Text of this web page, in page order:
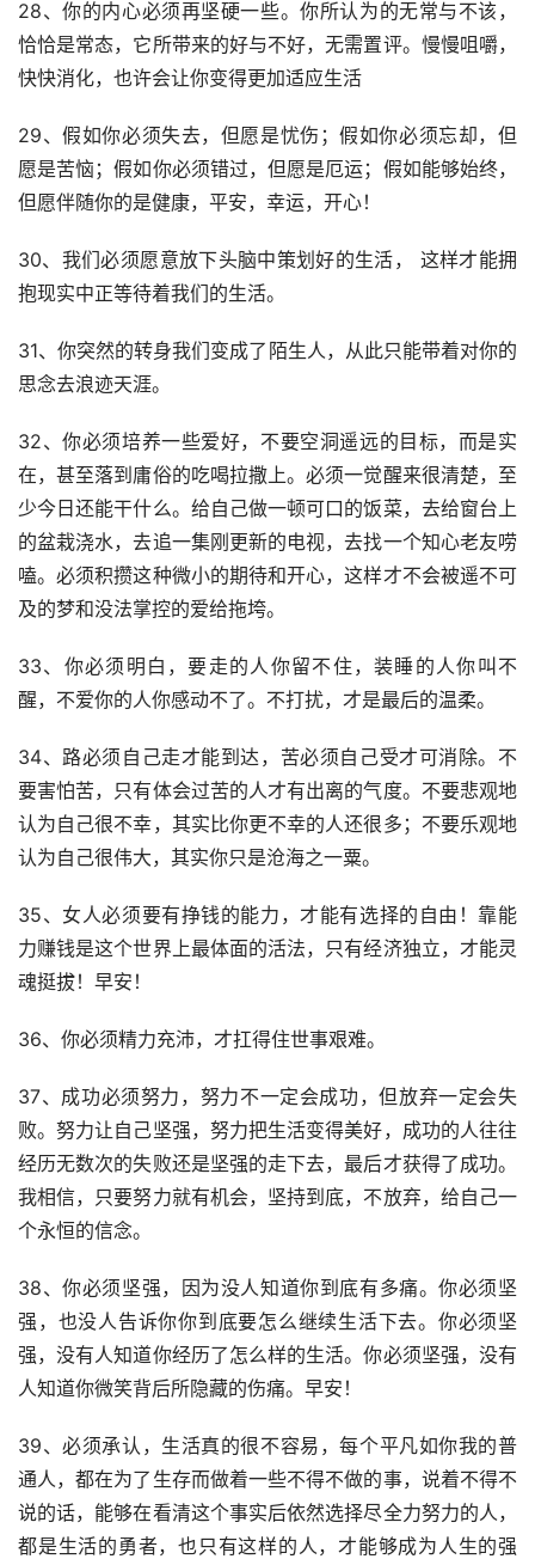
28、你的内心必须再坚硬一些。你所认为的无常与不该，
恰恰是常态，它所带来的好与不好，无需置评。慢慢咀嚼，
快快消化，也许会让你变得更加适应生活
29、假如你必须失去，但愿是忧伤；假如你必须忘却，但
愿是苦恼；假如你必须错过，但愿是厄运；假如能够始终，
但愿伴随你的是健康，平安，幸运，开心！
30、我们必须愿意放下头脑中策划好的生活， 这样才能拥
抱现实中正等待着我们的生活。
31、你突然的转身我们变成了陌生人，从此只能带着对你的
思念去浪迹天涯。
32、你必须培养一些爱好，不要空洞遥远的目标，而是实
在，甚至落到庸俗的吃喝拉撒上。必须一觉醒来很清楚，至
少今日还能干什么。给自己做一顿可口的饭菜，去给窗台上
的盆栽浇水，去追一集刚更新的电视，去找一个知心老友唠
嗑。必须积攒这种微小的期待和开心，这样才不会被遥不可
及的梦和没法掌控的爱给拖垮。
33、你必须明白，要走的人你留不住，装睡的人你叫不
醒，不爱你的人你感动不了。不打扰，才是最后的温柔。
34、路必须自己走才能到达，苦必须自己受才可消除。不
要害怕苦，只有体会过苦的人才有出离的气度。不要悲观地
认为自己很不幸，其实比你更不幸的人还很多；不要乐观地
认为自己很伟大，其实你只是沧海之一粟。
35、女人必须要有挣钱的能力，才能有选择的自由！靠能
力赚钱是这个世界上最体面的活法，只有经济独立，才能灵
魂挺拔！早安！
36、你必须精力充沛，才扛得住世事艰难。
37、成功必须努力，努力不一定会成功，但放弃一定会失
败。努力让自己坚强，努力把生活变得美好，成功的人往往
经历无数次的失败还是坚强的走下去，最后才获得了成功。
我相信，只要努力就有机会，坚持到底，不放弃，给自己一
个永恒的信念。
38、你必须坚强，因为没人知道你到底有多痛。你必须坚
强，也没人告诉你你到底要怎么继续生活下去。你必须坚
强，没有人知道你经历了怎么样的生活。你必须坚强，没有
人知道你微笑背后所隐藏的伤痛。早安！
39、必须承认，生活真的很不容易，每个平凡如你我的普
通人，都在为了生存而做着一些不得不做的事，说着不得不
说的话，能够在看清这个事实后依然选择尽全力努力的人，
都是生活的勇者，也只有这样的人，才能够成为人生的强